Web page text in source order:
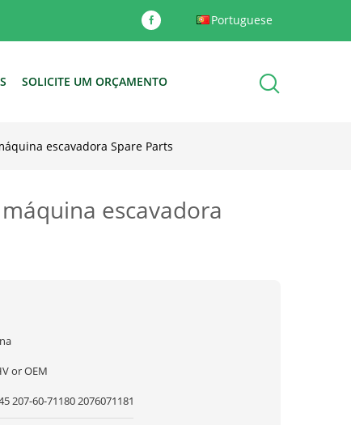
Portuguese
SOLICITE UM ORÇAMENTO
escavadora Spare Parts
escavadora
or OEM
207-60-71180 2076071181